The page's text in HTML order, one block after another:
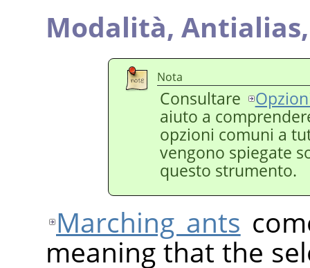
Modalità,
Nota
Consultare
aiuto a
opzioni comuni a
vengono spiegate
questo strumento.
Marching ants
meaning that the